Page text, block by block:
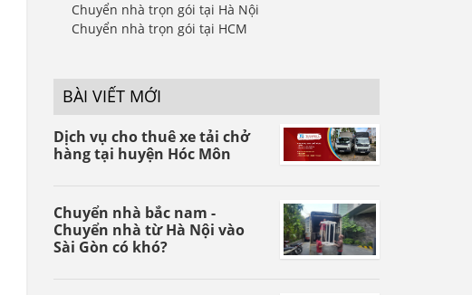
Chuyển nhà trọn gói tại Hà Nội
Chuyển nhà trọn gói tại HCM
BÀI VIẾT MỚI
Dịch vụ cho thuê xe tải chở
hàng tại huyện Hóc Môn
Chuyển nhà bắc nam -
Chuyển nhà từ Hà Nội vào
Sài Gòn có khó?